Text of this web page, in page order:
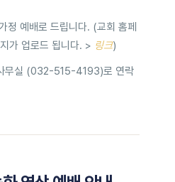
정 예배로 드립니다. (교회 홈페
가 업로드 됩니다. > 링크)
무실 (032-515-4193)로 연락